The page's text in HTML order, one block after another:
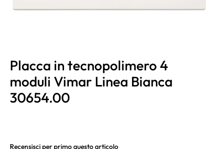
Placca in tecnopolimero 4
moduli Vimar Linea Bianca
30654.00
Recensisci per primo questo articolo